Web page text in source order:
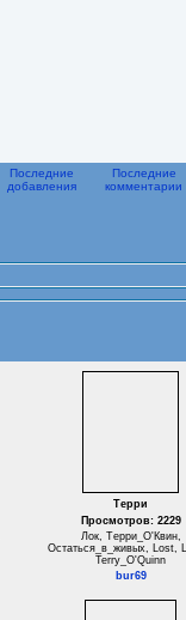
Последние
добавления
Последние
комментарии
Терри
Просмотров: 2229
Лок, Терри_О'Квин,
Остаться_в_живых, Lost,
Terry_O'Quinn
bur69